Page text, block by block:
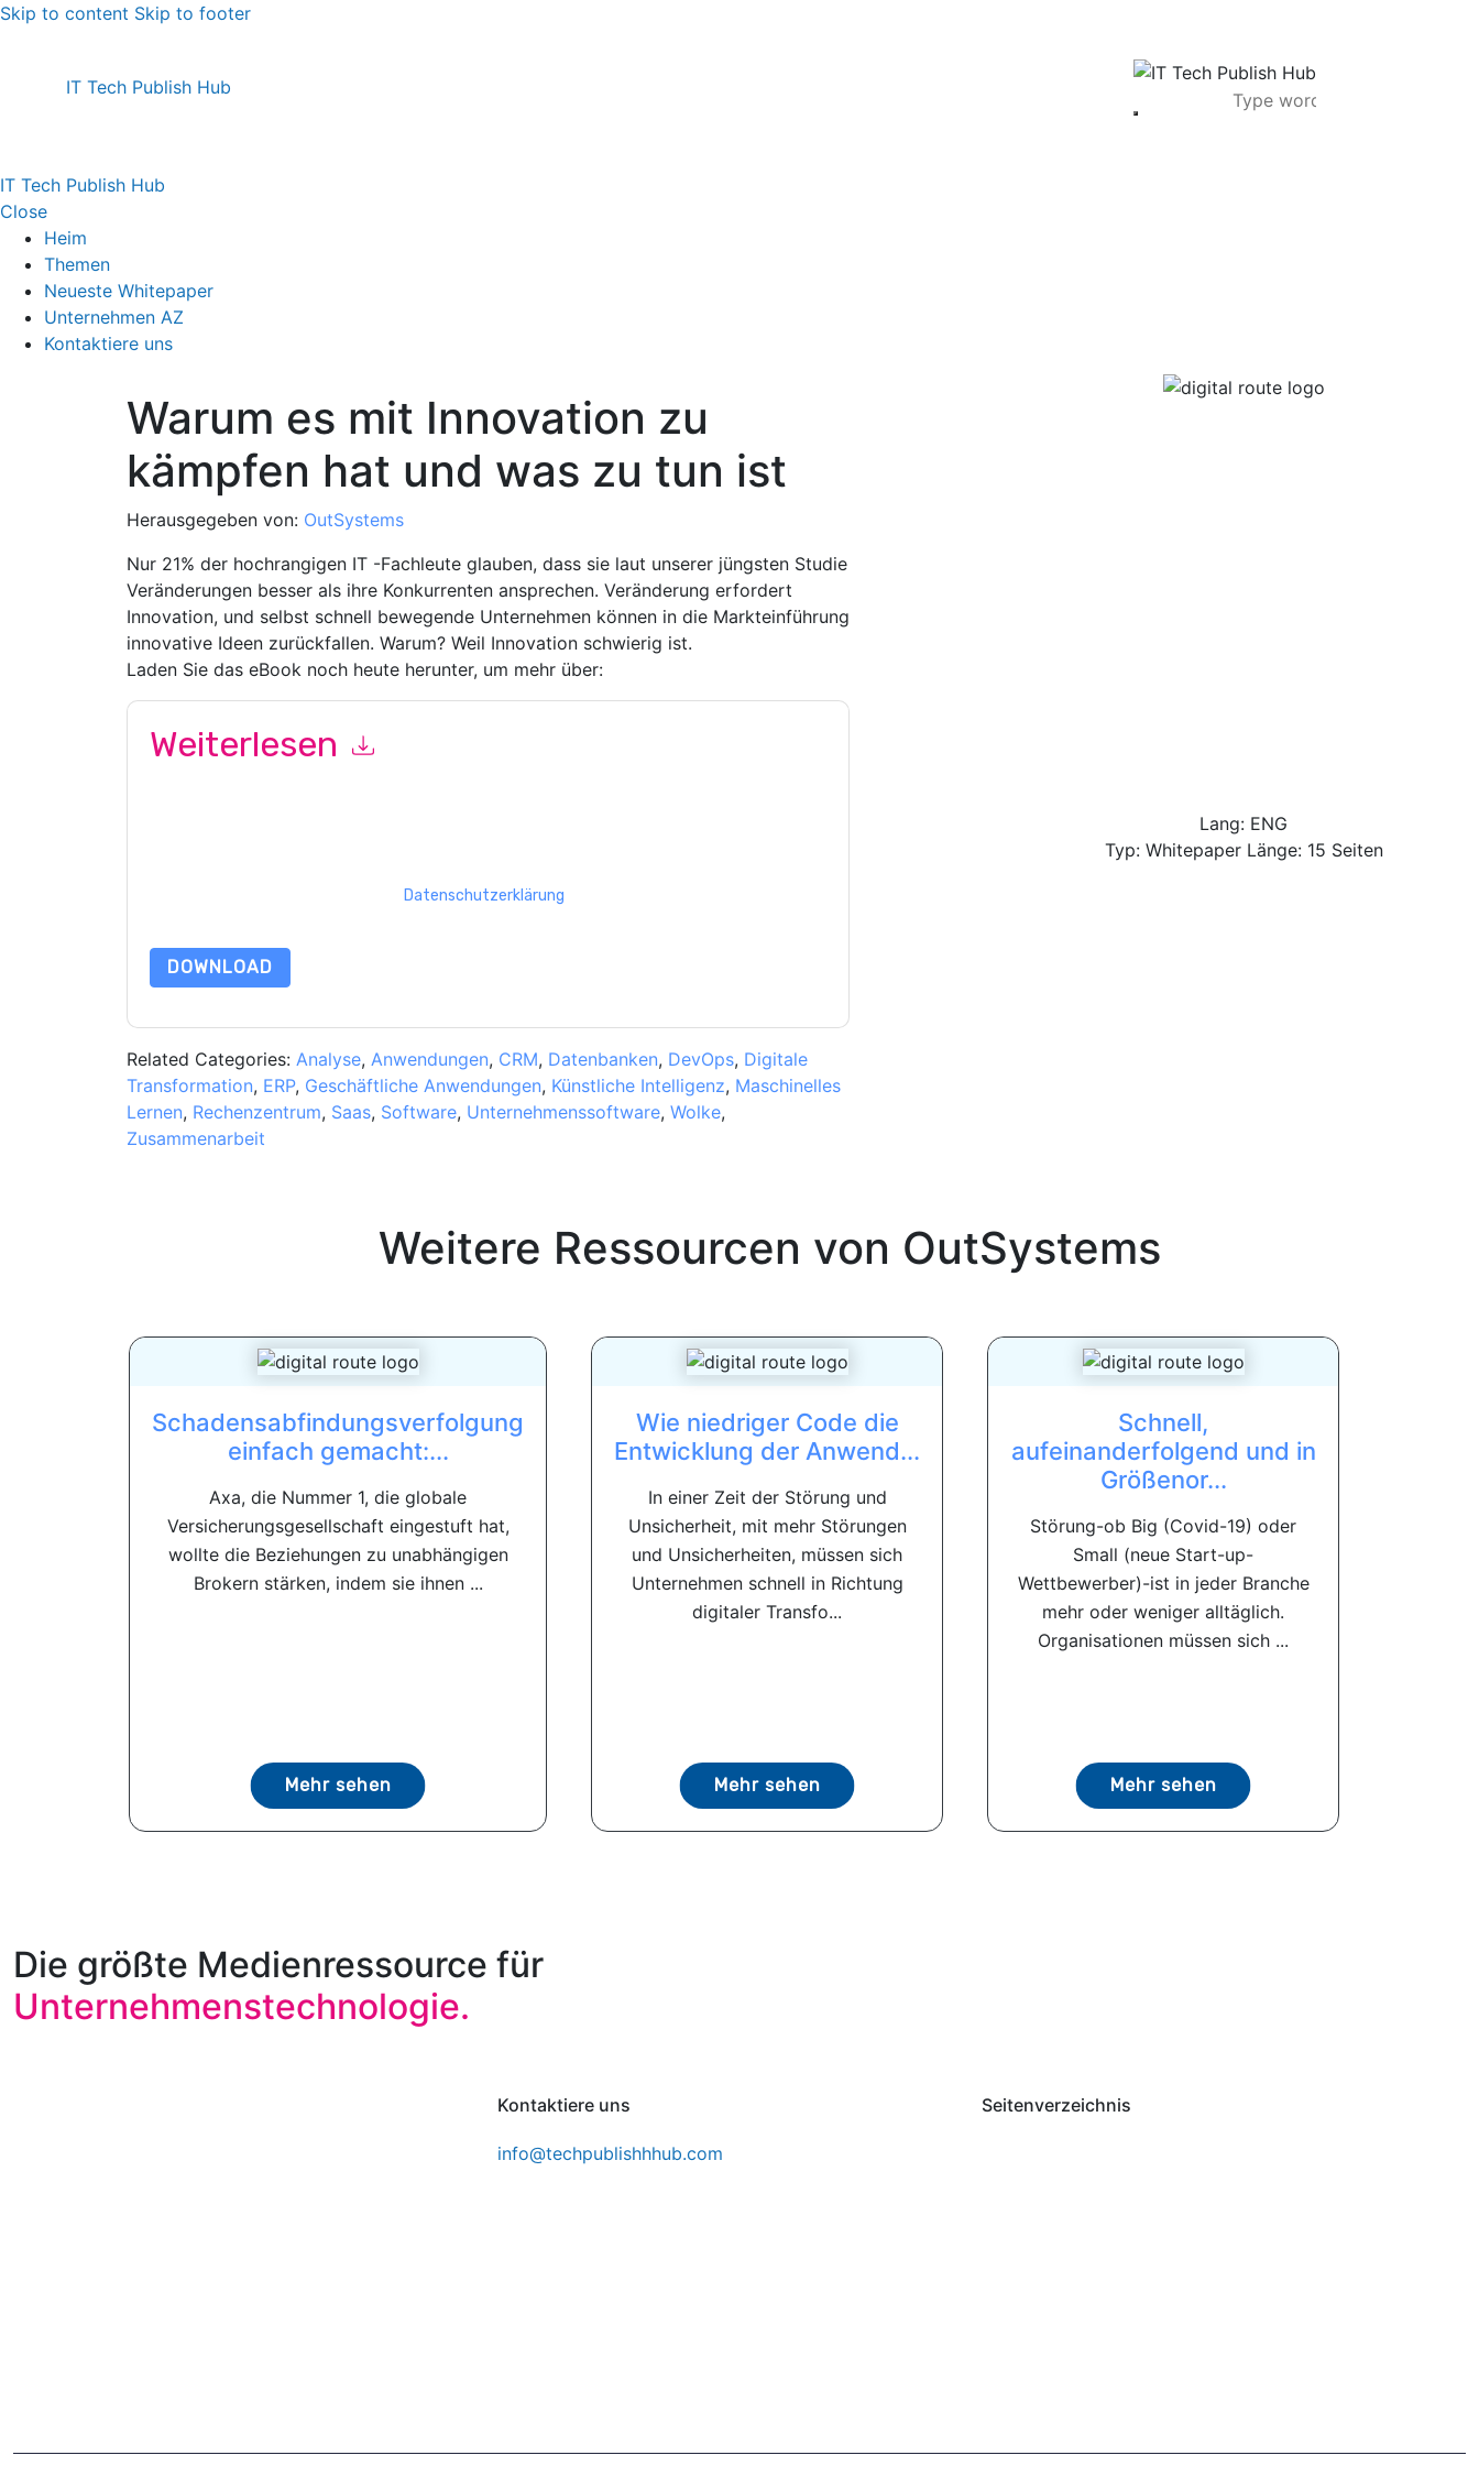
Skip to content Skip to footer
IT Tech Publish Hub
IT Tech Publish Hub
Close
Heim
Themen
Neueste Whitepaper
Unternehmen AZ
Kontaktiere uns
Warum es mit Innovation zu
kämpfen hat und was zu tun ist
Herausgegeben von: OutSystems
Nur 21% der hochrangigen IT -Fachleute glauben, dass sie laut unserer jüngsten Studie
Veränderungen besser als ihre Konkurrenten ansprechen. Veränderung erfordert
Innovation, und selbst schnell bewegende Unternehmen können in die Markteinführung
innovative Ideen zurückfallen. Warum? Weil Innovation schwierig ist.
Laden Sie das eBook noch heute herunter, um mehr über:
Weiterlesen
Datenschutzerklärung
DOWNLOAD
Related Categories: Analyse, Anwendungen, CRM, Datenbanken, DevOps, Digitale
Transformation, ERP, Geschäftliche Anwendungen, Künstliche Intelligenz, Maschinelles
Lernen, Rechenzentrum, Saas, Software, Unternehmenssoftware, Wolke,
Zusammenarbeit
Lang: ENG
Typ: Whitepaper Länge: 15 Seiten
Weitere Ressourcen von OutSystems
Schadensabfindungsverfolgung
einfach gemacht:...
Axa, die Nummer 1, die globale
Versicherungsgesellschaft eingestuft hat,
wollte die Beziehungen zu unabhängigen
Brokern stärken, indem sie ihnen ...
Mehr sehen
Wie niedriger Code die
Entwicklung der Anwend...
In einer Zeit der Störung und
Unsicherheit, mit mehr Störungen
und Unsicherheiten, müssen sich
Unternehmen schnell in Richtung
digitaler Transfo...
Mehr sehen
Schnell,
aufeinanderfolgend und in
Größenor...
Störung-ob Big (Covid-19) oder
Small (neue Start-up-
Wettbewerber)-ist in jeder Branche
mehr oder weniger alltäglich.
Organisationen müssen sich ...
Mehr sehen
Die größte Medienressource für
Unternehmenstechnologie.
Kontaktiere uns
info@techpublishhhub.com
Seitenverzeichnis